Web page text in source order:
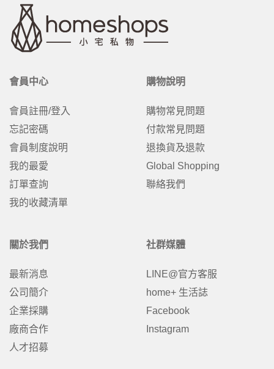
會員中心
會員註冊/登入
忘記密碼
會員制度說明
我的最愛
訂單查詢
我的收藏清單
購物說明
購物常見問題
付款常見問題
退換貨及退款
Global Shopping
聯絡我們
關於我們
最新消息
公司簡介
企業採購
廠商合作
人才招募
社群媒體
LINE@官方客服
home+ 生活誌
Facebook
Instagram